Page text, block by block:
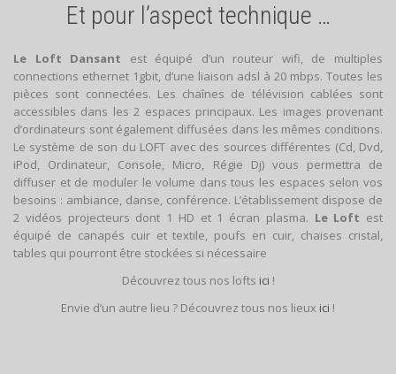
Et pour l’aspect technique …
Le Loft Dansant est équipé d’un routeur wifi, de multiples
connections ethernet 1gbit, d’une liaison adsl à 20 mbps. Toutes les
pièces sont connectées. Les chaînes de télévision cablées sont
accessibles dans les 2 espaces principaux. Les images provenant
d’ordinateurs sont également diffusées dans les mêmes conditions.
Le système de son du LOFT avec des sources différentes (Cd, Dvd,
iPod, Ordinateur, Console, Micro, Régie Dj) vous permettra de
diffuser et de moduler le volume dans tous les espaces selon vos
besoins : ambiance, danse, conférence. L’établissement dispose de
2 vidéos projecteurs dont 1 HD et 1 écran plasma. Le Loft est
équipé de canapés cuir et textile, poufs en cuir, chaises cristal,
tables qui pourront être stockées si nécessaire
Découvrez tous nos lofts ici !
Envie d’un autre lieu ? Découvrez tous nos lieux ici !